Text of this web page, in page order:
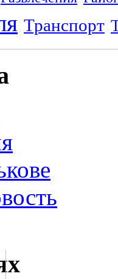
Транспорт